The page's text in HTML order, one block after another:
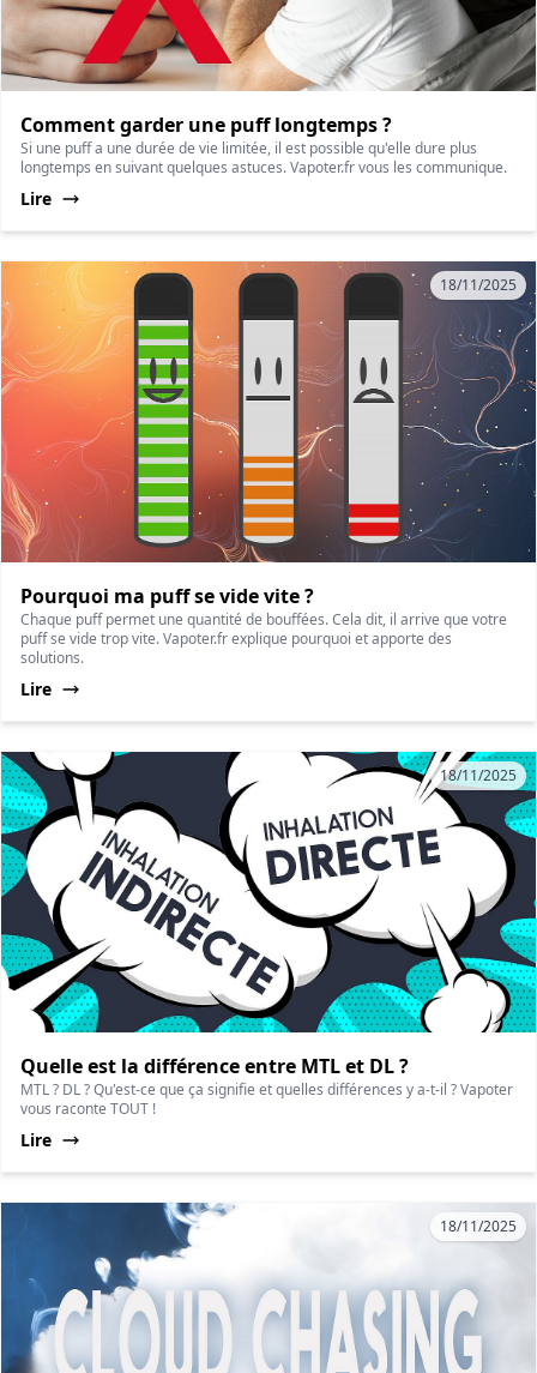
Comment garder une puff longtemps ?
Si une puff a une durée de vie limitée, il est possible qu'elle dure plus
longtemps en suivant quelques astuces. Vapoter.fr vous les communique.
Lire
18/11/2025
Pourquoi ma puff se vide vite ?
Chaque puff permet une quantité de bouffées. Cela dit, il arrive que votre
puff se vide trop vite. Vapoter.fr explique pourquoi et apporte des
solutions.
Lire
18/11/2025
Quelle est la différence entre MTL et DL ?
MTL ? DL ? Qu'est-ce que ça signifie et quelles différences y a-t-il ? Vapoter
vous raconte TOUT !
Lire
18/11/2025